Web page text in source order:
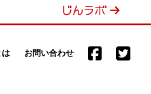
お問い合わせ